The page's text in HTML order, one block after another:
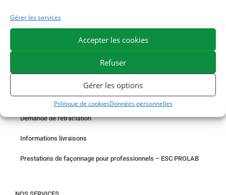
Gérer les services
Accepter les cookies
Refuser
Gérer les options
Politique de cookiesDonnées personnelles
EXPÉDITION EN 48/72H
LIVRAISON OFFERTE EN FRANCE DÈS 75 €
PAIEMENT SÉCURISÉ
BESOIN D'AIDE ?
Un problème avec votre commande ?
Demande de rétractation
Informations livraisons
Prestations de façonnage pour professionnels – ESC PROLAB